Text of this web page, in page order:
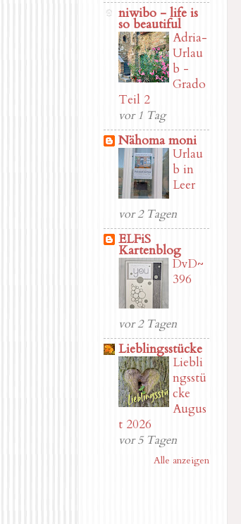
niwibo - life is
so beautiful
Adria-
Urlau
b -
Grado
Teil 2
vor 1 Tag
Nähoma moni
Urlau
b in
Leer
vor 2 Tagen
ELFiS
Kartenblog
DvD~
396
vor 2 Tagen
Lieblingsstücke
Liebli
ngsstü
cke
Augus
t 2026
vor 5 Tagen
Alle anzeigen